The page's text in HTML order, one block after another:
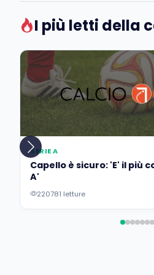
I più letti della
SERIE A
Capello è sicuro: 'E' il più
A'
220781 letture